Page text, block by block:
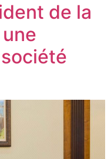
de la